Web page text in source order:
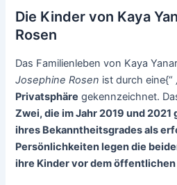
Die Kinder von Kaya
Rosen
Das Familienleben von Kaya
Josephine Rosen ist durch eine{“
Privatsphäre gekennzeichnet.
Zwei, die im Jahr2019 und2021
ihres Bekanntheitsgrades als
Persönlichkeiten legen die
ihre Kinder vor dem